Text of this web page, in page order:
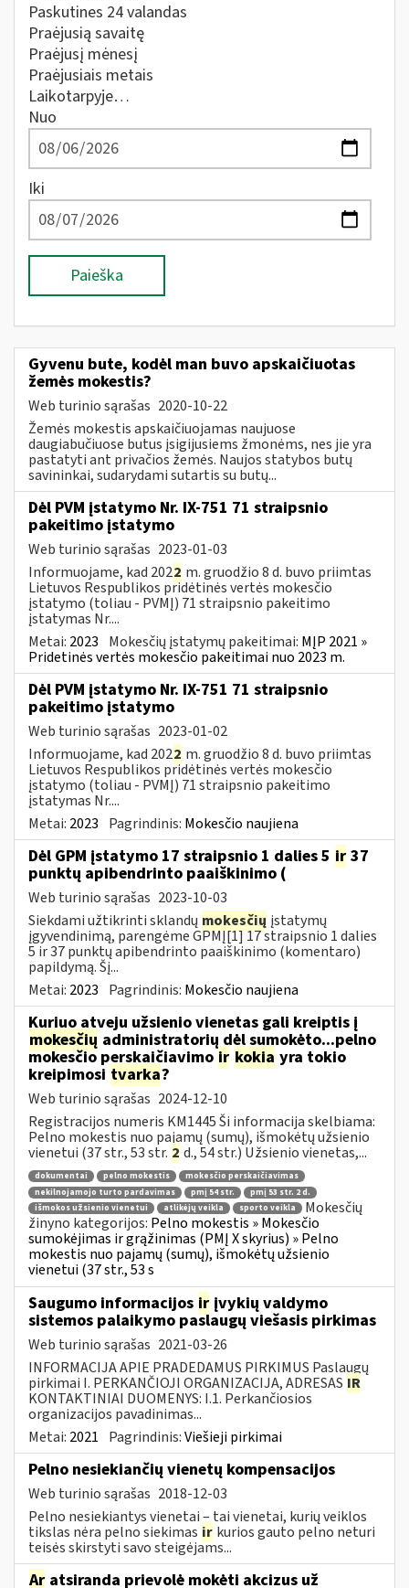
Paskutines 24 valandas
Praėjusią savaitę
Praėjusį mėnesį
Praėjusiais metais
Laikotarpyje…
Nuo
Iki
Paieška
Gyvenu bute, kodėl man buvo apskaičiuotas
žemės mokestis?
Web turinio sąrašas 2020-10-22
Žemės mokestis apskaičiuojamas naujuose
daugiabučiuose butus įsigijusiems žmonėms, nes jie yra
pastatyti ant privačios žemės. Naujos statybos butų
savininkai, sudarydami sutartis su butų...
Dėl PVM įstatymo Nr. IX-751 71 straipsnio
pakeitimo įstatymo
Web turinio sąrašas 2023-01-03
Informuojame, kad 2022 m. gruodžio 8 d. buvo priimtas
Lietuvos Respublikos pridėtinės vertės mokesčio
įstatymo (toliau ­- PVMĮ) 71 straipsnio pakeitimo
įstatymas Nr....
Metai: 2023 Mokesčių įstatymų pakeitimai: MĮP 2021 »
Pridetinės vertės mokesčio pakeitimai nuo 2023 m.
Dėl PVM įstatymo Nr. IX-751 71 straipsnio
pakeitimo įstatymo
Web turinio sąrašas 2023-01-02
Informuojame, kad 2022 m. gruodžio 8 d. buvo priimtas
Lietuvos Respublikos pridėtinės vertės mokesčio
įstatymo (toliau ­- PVMĮ) 71 straipsnio pakeitimo
įstatymas Nr....
Metai: 2023 Pagrindinis: Mokesčio naujiena
Dėl GPM įstatymo 17 straipsnio 1 dalies 5 ir 37
punktų apibendrinto paaiškinimo (
Web turinio sąrašas 2023-10-03
Siekdami užtikrinti sklandų mokesčių įstatymų
įgyvendinimą, parengėme GPMĮ[1] 17 straipsnio 1 dalies
5 ir 37 punktų apibendrinto paaiškinimo (komentaro)
papildymą. Šį...
Metai: 2023 Pagrindinis: Mokesčio naujiena
Kuriuo atveju užsienio vienetas gali kreiptis į
mokesčių administratorių dėl sumokėto...pelno
mokesčio perskaičiavimo ir kokia yra tokio
kreipimosi tvarka?
Web turinio sąrašas 2024-12-10
Registracijos numeris KM1445 Ši informacija skelbiama:
Pelno mokestis nuo pajamų (sumų), išmokėtų užsienio
vienetui (37 str., 53 str. 2 d., 54 str.) Užsienio vienetas,...
dokumentai pelno mokestis
mokesčio perskaičiavimas
nekilnojamojo turto pardavimas
pmį 54 str.
pmį 53 str. 2 d.
išmokos užsienio vienetui
atlikėjų veikla sporto veikla
Mokesčių
žinyno kategorijos: Pelno mokestis » Mokesčio
sumokėjimas ir grąžinimas (PMĮ X skyrius) » Pelno
mokestis nuo pajamų (sumų), išmokėtų užsienio
vienetui (37 str., 53 s
Saugumo informacijos ir įvykių valdymo
sistemos palaikymo paslaugų viešasis pirkimas
Web turinio sąrašas 2021-03-26
INFORMACIJA APIE PRADEDAMUS PIRKIMUS Paslaugų
pirkimai I. PERKANČIOJI ORGANIZACIJA, ADRESAS IR
KONTAKTINIAI DUOMENYS: I.1. Perkančiosios
organizacijos pavadinimas...
Metai: 2021 Pagrindinis:Viešieji pirkimai
Pelno nesiekiančių vienetų kompensacijos
Web turinio sąrašas 2018-12-03
Pelno nesiekiantys vienetai – tai vienetai, kurių veiklos
tikslas nėra pelno siekimas ir kurios gauto pelno neturi
teisės skirstyti savo steigėjams...
Ar atsiranda prievolė mokėti akcizus už